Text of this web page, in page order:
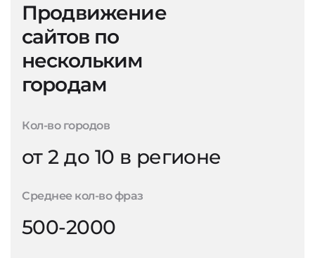
Продвижение
сайтов по
нескольким
городам
Кол-во городов
от 2 до 10 в регионе
Среднее кол-во фраз
500-2000